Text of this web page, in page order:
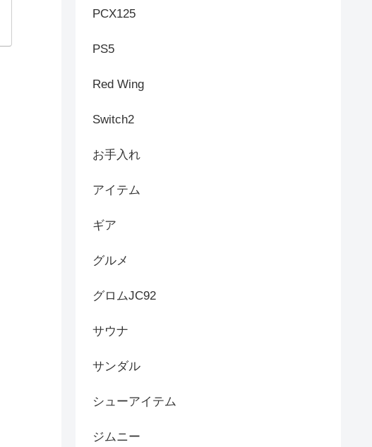
PCX125
PS5
Red Wing
Switch2
お手入れ
アイテム
ギア
グルメ
グロムJC92
サウナ
サンダル
シューアイテム
ジムニー